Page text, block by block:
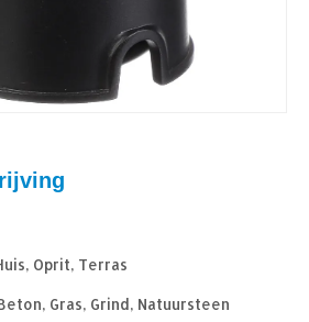
Oprit, Terras
Gras, Grind, Natuursteen